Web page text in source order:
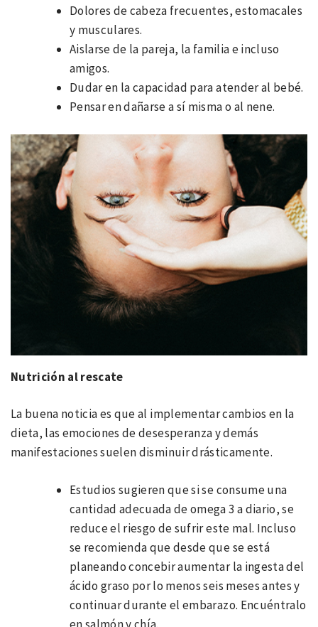
Dolores de cabeza frecuentes, estomacales
y musculares.
Aislarse de la pareja, la familia e incluso
amigos.
Dudar en la capacidad para atender al bebé.
Pensar en dañarse a sí misma o al nene.
Nutrición al rescate
La buena noticia es que al implementar cambios en la
dieta, las emociones de desesperanza y demás
manifestaciones suelen disminuir drásticamente.
Estudios sugieren que si se consume una
cantidad adecuada de omega 3 a diario, se
reduce el riesgo de sufrir este mal. Incluso
se recomienda que desde que se está
planeando concebir aumentar la ingesta del
ácido graso por lo menos seis meses antes y
continuar durante el embarazo. Encuéntralo